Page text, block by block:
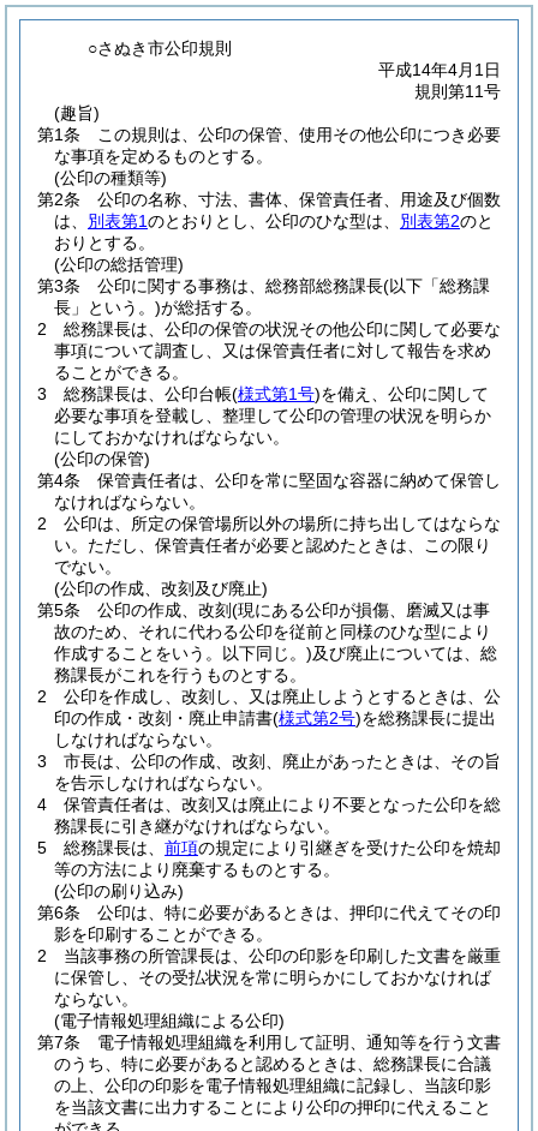
○さぬき市公印規則
平成14年4月1日
規則第11号
(趣旨)
第1条
この規則は、公印の保管、使用その他公印につき必要
な事項を定めるものとする。
(公印の種類等)
第2条
公印の名称、寸法、書体、保管責任者、用途及び個数
は、 別表第1のとおりとし、公印のひな型は、 別表第2のと
おりとする。
(公印の総括管理)
第3条
公印に関する事務は、総務部総務課長(以下「総務課
長」という。)が総括する。
2
総務課長は、公印の保管の状況その他公印に関して必要な
事項について調査し、又は保管責任者に対して報告を求め
ることができる。
3
総務課長は、公印台帳(様式第1号)を備え、公印に関して
必要な事項を登載し、整理して公印の管理の状況を明らか
にしておかなければならない。
(公印の保管)
第4条
保管責任者は、公印を常に堅固な容器に納めて保管し
なければならない。
2
公印は、所定の保管場所以外の場所に持ち出してはならな
い。 ただし、保管責任者が必要と認めたときは、この限り
でない。
(公印の作成、改刻及び廃止)
第5条
公印の作成、改刻(現にある公印が損傷、磨滅又は事
故のため、それに代わる公印を従前と同様のひな型により
作成することをいう。以下同じ。)及び廃止については、総
務課長がこれを行うものとする。
2
公印を作成し、改刻し、又は廃止しようとするときは、公
印の作成・改刻・廃止申請書(様式第2号)を総務課長に提出
しなければならない。
3
市長は、公印の作成、改刻、廃止があったときは、その旨
を告示しなければならない。
4
保管責任者は、改刻又は廃止により不要となった公印を総
務課長に引き継がなければならない。
5
総務課長は、 前項の規定により引継ぎを受けた公印を焼却
等の方法により廃棄するものとする。
(公印の刷り込み)
第6条
公印は、特に必要があるときは、押印に代えてその印
影を印刷することができる。
2
当該事務の所管課長は、公印の印影を印刷した文書を厳重
に保管し、その受払状況を常に明らかにしておかなければ
ならない。
(電子情報処理組織による公印)
第7条
電子情報処理組織を利用して証明、通知等を行う文書
のうち、特に必要があると認めるときは、総務課長に合議
の上、公印の印影を電子情報処理組織に記録し、当該印影
を当該文書に出力することにより公印の押印に代えること